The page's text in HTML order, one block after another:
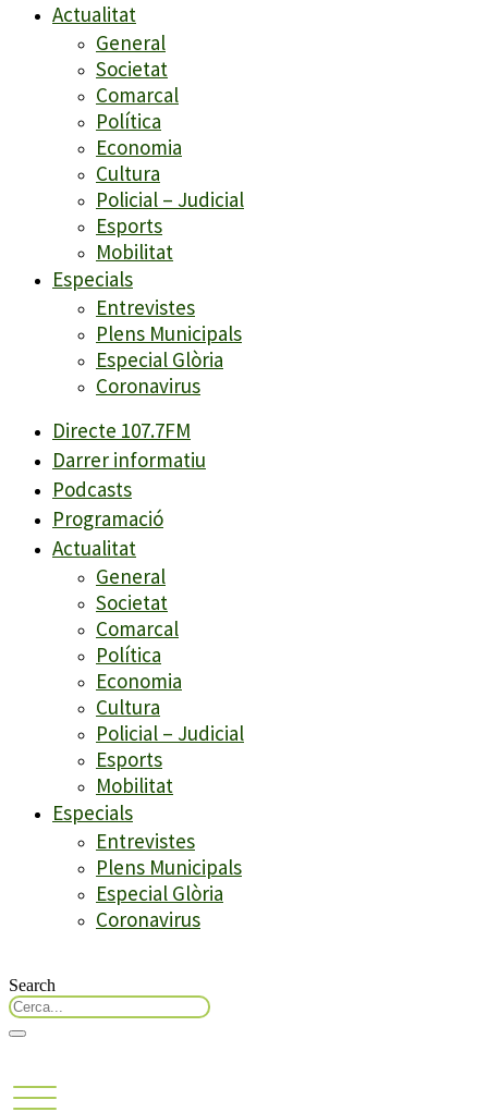
Actualitat
General
Societat
Comarcal
Política
Economia
Cultura
Policial – Judicial
Esports
Mobilitat
Especials
Entrevistes
Plens Municipals
Especial Glòria
Coronavirus
Directe 107.7FM
Darrer informatiu
Podcasts
Programació
Actualitat
General
Societat
Comarcal
Política
Economia
Cultura
Policial – Judicial
Esports
Mobilitat
Especials
Entrevistes
Plens Municipals
Especial Glòria
Coronavirus
Search